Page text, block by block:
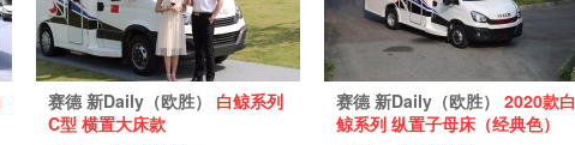
赛德 新Daily（欧胜） 白鲸系列
C型 横置大床款
赛德 新Daily（欧胜） 2020款白
鲸系列 纵置子母床（经典色）